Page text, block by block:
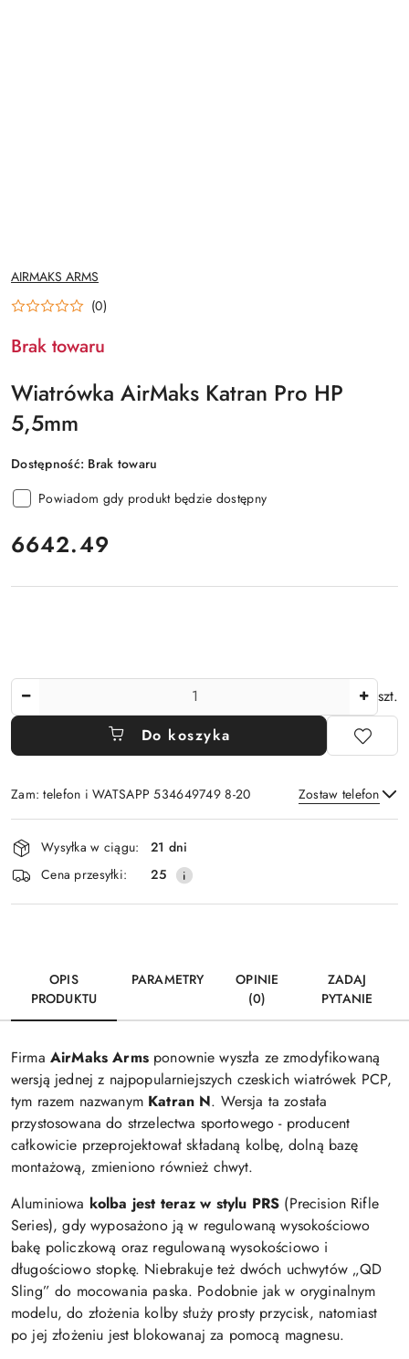
NAZWA
PRODUCENTA:
AIRMAKS ARMS
(0)
Brak towaru
Wiatrówka AirMaks Katran Pro HP
5,5mm
Dostępność: Brak towaru
Powiadom gdy produkt będzie dostępny
cena:
6642.49
szt.
Do koszyka
Zam: telefon i WATSAPP 534649749 8-20 Zostaw telefon
Wyślij
Dostępność
i
dostawa
Wysyłka w ciągu:
21 dni
Cena przesyłki:
25
OPIS
PRODUKTU
PARAMETRY
OPINIE
(0)
ZADAJ
PYTANIE
Firma AirMaks Armsponownie wyszła ze zmodyfikowaną
wersją jednej z najpopularniejszych czeskich wiatrówek PCP,
tym razem nazwanym Katran N. Wersja ta została
przystosowana do strzelectwa sportowego - producent
całkowicie przeprojektował składaną kolbę, dolną bazę
montażową, zmieniono również chwyt.
Aluminiowa kolba jest teraz w stylu PRS (Precision Rifle
Series), gdy wyposażono ją w regulowaną wysokościowo
bakę policzkową oraz regulowaną wysokościowo i
długościowo stopkę. Niebrakuje też dwóch uchwytów „QD
Sling” do mocowania paska. Podobnie jak w oryginalnym
modelu, do złożenia kolby służy prosty przycisk, natomiast
po jej złożeniu jest blokowanaj za pomocą magnesu.